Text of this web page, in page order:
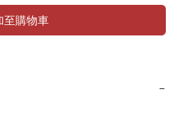
至購物車
−